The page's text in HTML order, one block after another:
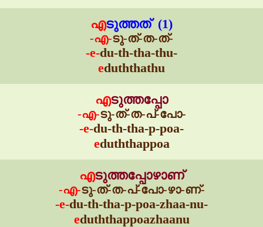
എടുത്തത് (1)
-എ-ടു-ത്-ത-ത്-
-e-du-th-tha-thu-
eduththathu
എടുത്തപ്പോ
-എ-ടു-ത്-ത-പ്-പോ-
-e-du-th-tha-p-poa-
eduththappoa
എടുത്തപ്പോഴാണ്
-എ-ടു-ത്-ത-പ്-പോ-ഴാ-ണ്-
-e-du-th-tha-p-poa-zhaa-nu-
eduththappoazhaanu